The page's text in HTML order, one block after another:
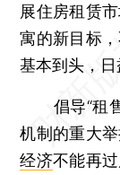
展住房租赁
寓的新目标
基本到头，日
倡导“租售
机制的重大
经济不能再